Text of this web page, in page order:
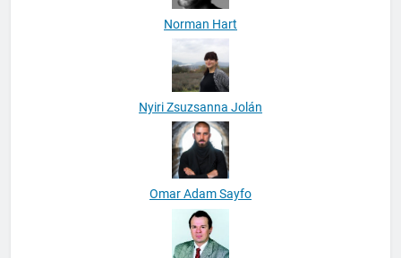
Norman Hart
Nyiri Zsuzsanna Jolán
Omar Adam Sayfo